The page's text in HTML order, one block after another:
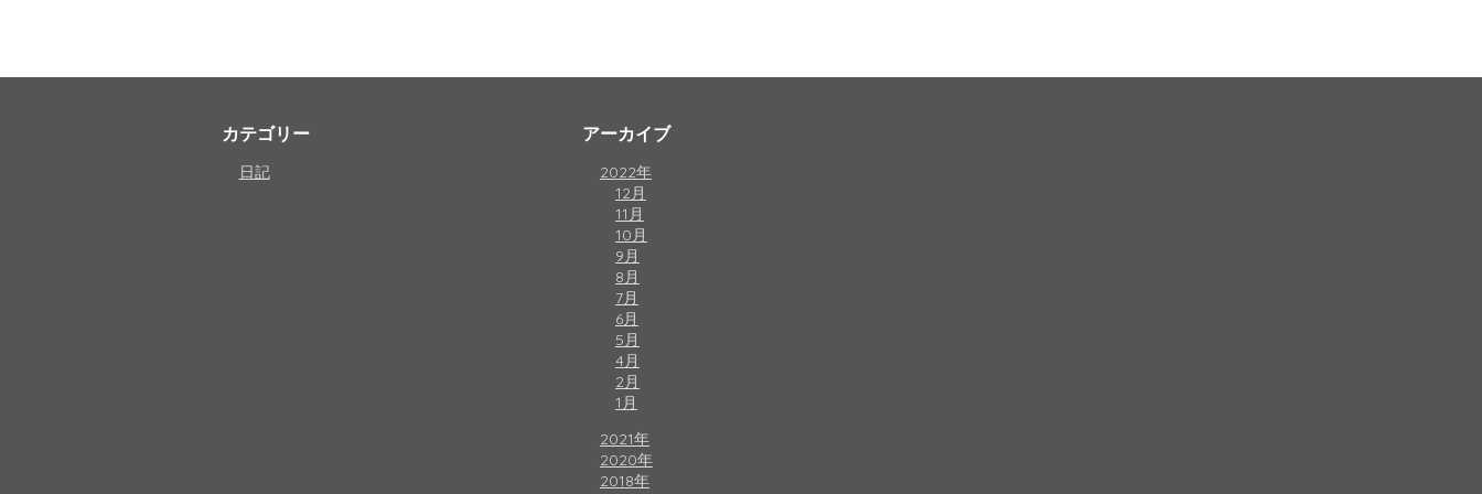
カテゴリー
日記
アーカイブ
2022年
12月
11月
10月
9月
8月
7月
6月
5月
4月
2月
1月
2021年
2020年
2018年